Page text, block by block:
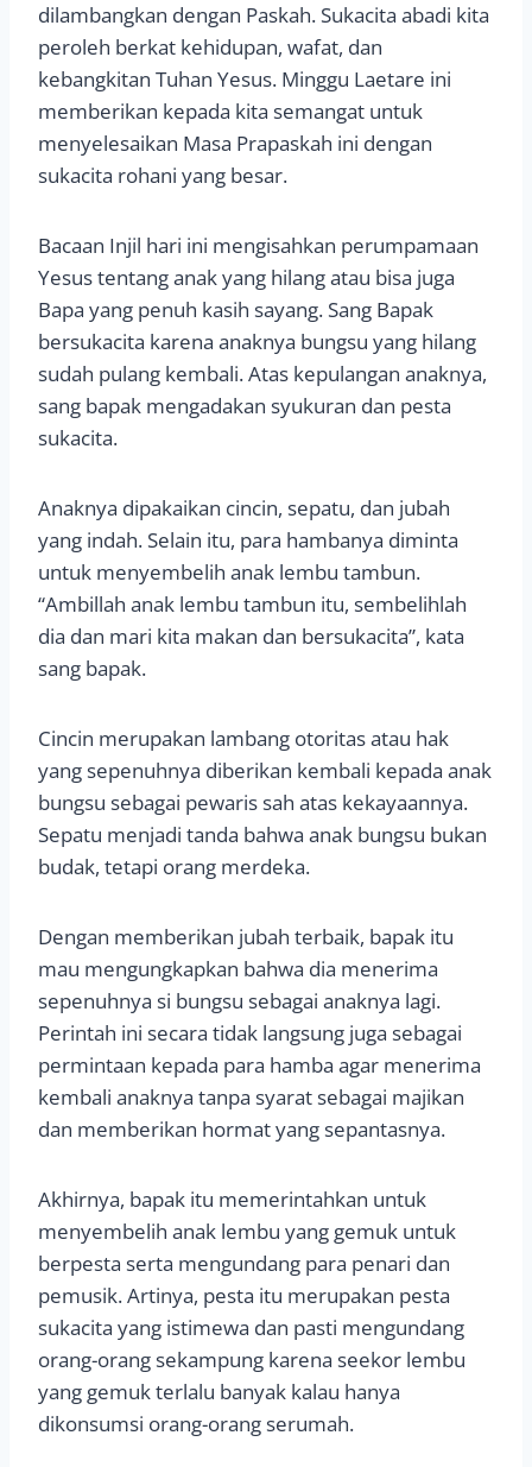
dilambangkan dengan Paskah. Sukacita abadi kita
peroleh berkat kehidupan, wafat, dan
kebangkitan Tuhan Yesus. Minggu Laetare ini
memberikan kepada kita semangat untuk
menyelesaikan Masa Prapaskah ini dengan
sukacita rohani yang besar.
Bacaan Injil hari ini mengisahkan perumpamaan
Yesus tentang anak yang hilang atau bisa juga
Bapa yang penuh kasih sayang. Sang Bapak
bersukacita karena anaknya bungsu yang hilang
sudah pulang kembali. Atas kepulangan anaknya,
sang bapak mengadakan syukuran dan pesta
sukacita.
Anaknya dipakaikan cincin, sepatu, dan jubah
yang indah. Selain itu, para hambanya diminta
untuk menyembelih anak lembu tambun.
“Ambillah anak lembu tambun itu, sembelihlah
dia dan mari kita makan dan bersukacita”, kata
sang bapak.
Cincin merupakan lambang otoritas atau hak
yang sepenuhnya diberikan kembali kepada anak
bungsu sebagai pewaris sah atas kekayaannya.
Sepatu menjadi tanda bahwa anak bungsu bukan
budak, tetapi orang merdeka.
Dengan memberikan jubah terbaik, bapak itu
mau mengungkapkan bahwa dia menerima
sepenuhnya si bungsu sebagai anaknya lagi.
Perintah ini secara tidak langsung juga sebagai
permintaan kepada para hamba agar menerima
kembali anaknya tanpa syarat sebagai majikan
dan memberikan hormat yang sepantasnya.
Akhirnya, bapak itu memerintahkan untuk
menyembelih anak lembu yang gemuk untuk
berpesta serta mengundang para penari dan
pemusik. Artinya, pesta itu merupakan pesta
sukacita yang istimewa dan pasti mengundang
orang-orang sekampung karena seekor lembu
yang gemuk terlalu banyak kalau hanya
dikonsumsi orang-orang serumah.